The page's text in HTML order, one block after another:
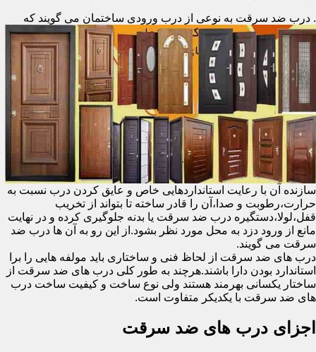
. درب ضد سرقت به نوعی از درب ورودی ساختمان می گویند که
سازنده آن با رعایت استانداردهایی خاص و عایق کردن درب نسبت به
حرارت،رطوبت و صدا،آن را قادر ساخته تا بتواند از تخریب
قفل،لولا،دستگیره درب ضد سرقت یا بدنه جلوگیری کرده و در نهایت
مانع از ورود دزد به محل مورد نظر بشود.از این رو به آن ها درب ضد
سرقت می گویند.
درب های ضد سرقت از لحاظ فنی و ساختاری باید مولفه هایی را برا
استاندارد بودن دارا باشند.هرچند به طور کلی درب های ضد سرقت از
ساختار یکسانی بهرمند هستند ولی نوع ساخت و کیفیت ساخت درب
های ضد سرقت با یکدیکر متفاوت است.
اجزای درب های ضد سرقت